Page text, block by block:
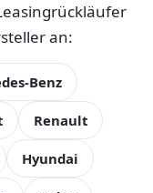
an:
Benz
Renault
Hyundai